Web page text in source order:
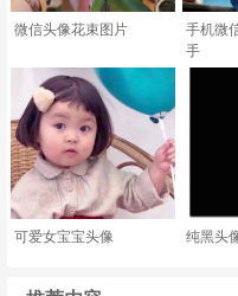
微信头像花束图片
手机微
手
可爱女宝宝头像 纯黑头